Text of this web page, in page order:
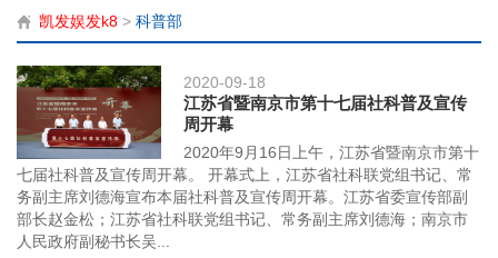
凯发娱发k8 > 科普部
2020-09-18
江苏省暨南京市第十七届社科普及宣传
周开幕
2020年9月16日上午，江苏省暨南京市第十
七届社科普及宣传周开幕。 开幕式上，江苏省社科联党组书记、常
务副主席刘德海宣布本届社科普及宣传周开幕。江苏省委宣传部副
部长赵金松；江苏省社科联党组书记、常务副主席刘德海；南京市
人民政府副秘书长吴...